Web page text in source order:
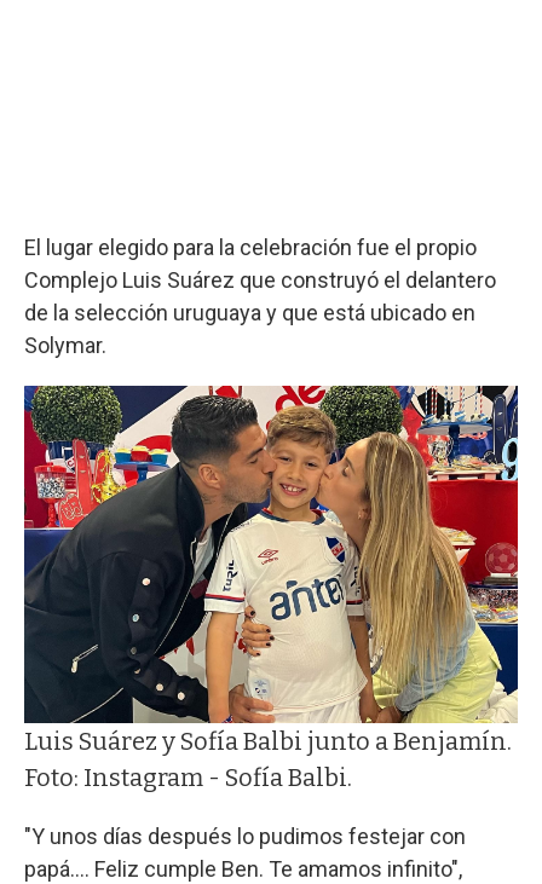
El lugar elegido para la celebración fue el propio
Complejo Luis Suárez que construyó el delantero
de la selección uruguaya y que está ubicado en
Solymar.
Luis Suárez y Sofía Balbi junto a Benjamín.
Foto: Instagram - Sofía Balbi.
"Y unos días después lo pudimos festejar con
papá…. Feliz cumple Ben. Te amamos infinito",